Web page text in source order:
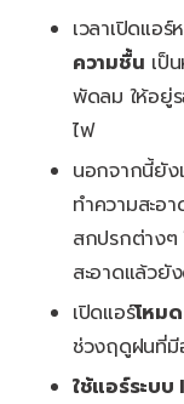
เวลาเปิดแอร์
ความชื้น เป็
พัดลม ให้อยู่ร
ไฟ
นอกจากนี้ยัง
ทำความสะอ
สกปรกต่างๆ
สะอาดแล้ว
เปิดแอร์โหม
ช่วงฤดูฝนที่มี
ใช้แอร์ระบ